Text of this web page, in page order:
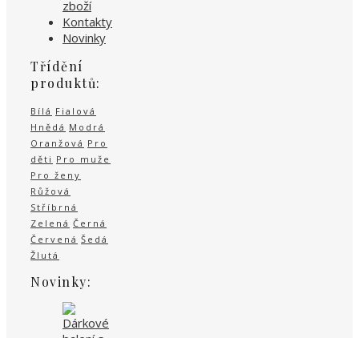
zboží
Kontakty
Novinky
Třídění
produktů:
Bílá Fialová
Hnědá Modrá
Oranžová Pro
děti Pro muže
Pro ženy
Růžová
Stříbrná
Zelená Černá
Červená Šedá
Žlutá
Novinky: